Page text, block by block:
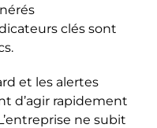
clés sont
et les alertes
d’agir rapidement
ne subit